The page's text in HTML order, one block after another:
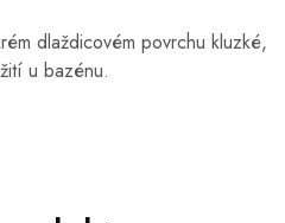
dlaždicovém povrchu kluzké,
u bazénu.